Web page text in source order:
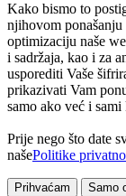
Kako bismo to
njihovom
optimizaciju naše
i sadržaja, kao i za
usporediti Vaše
prikazivati Vam
samo ako već i
Prije nego što date
našePolitike
Prihvaćam Samo